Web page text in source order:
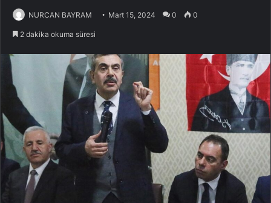
NURCAN BAYRAM Mart 15, 2024 0 0
2 dakika okuma süresi